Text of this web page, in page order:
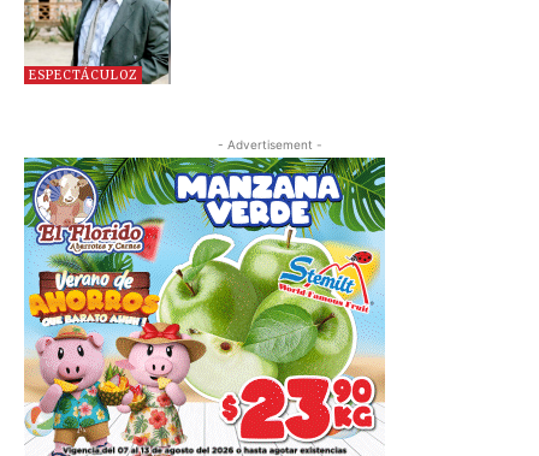
ESPECTÁCULOZ
- Advertisement -